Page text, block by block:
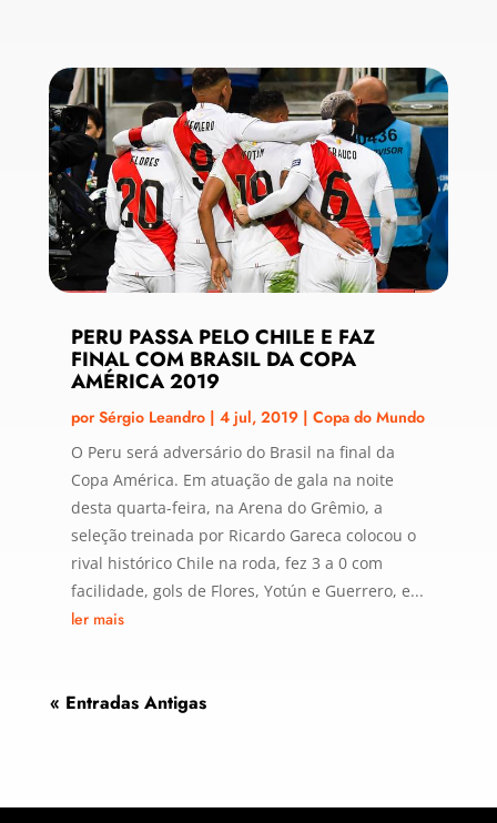
PERU PASSA PELO CHILE E FAZ
FINAL COM BRASIL DA COPA
AMÉRICA 2019
porSérgio Leandro| 4 jul, 2019| Copa do Mundo
O Peru será adversário do Brasil na final da
Copa América. Em atuação de gala na noite
desta quarta-feira, na Arena do Grêmio, a
seleção treinada por Ricardo Gareca colocou o
rival histórico Chile na roda, fez 3 a 0 com
facilidade, gols de Flores, Yotún e Guerrero, e...
ler mais
« Entradas Antigas